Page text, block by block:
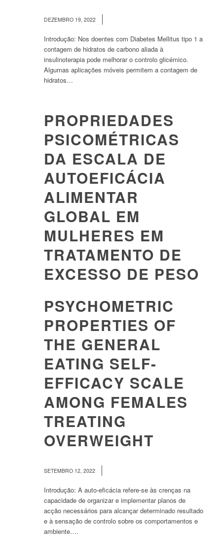
DEZEMBRO 19, 2022
Introdução: Nos doentes com Diabetes Mellitus tipo 1 a
contagem de hidratos de carbono aliada à
insulinoterapia pode melhorar o controlo glicémico.
Algumas aplicações móveis permitem a contagem de
hidratos…
PROPRIEDADES
PSICOMÉTRICAS
DA ESCALA DE
AUTOEFICÁCIA
ALIMENTAR
GLOBAL EM
MULHERES EM
TRATAMENTO DE
EXCESSO DE PESO
PSYCHOMETRIC
PROPERTIES OF
THE GENERAL
EATING SELF-
EFFICACY SCALE
AMONG FEMALES
TREATING
OVERWEIGHT
SETEMBRO 12, 2022
Introdução: A auto-eficácia refere-se às crenças na
capacidade de organizar e implementar planos de
acção necessários para alcançar determinado resultado
e à sensação de controlo sobre os comportamentos e
ambiente….